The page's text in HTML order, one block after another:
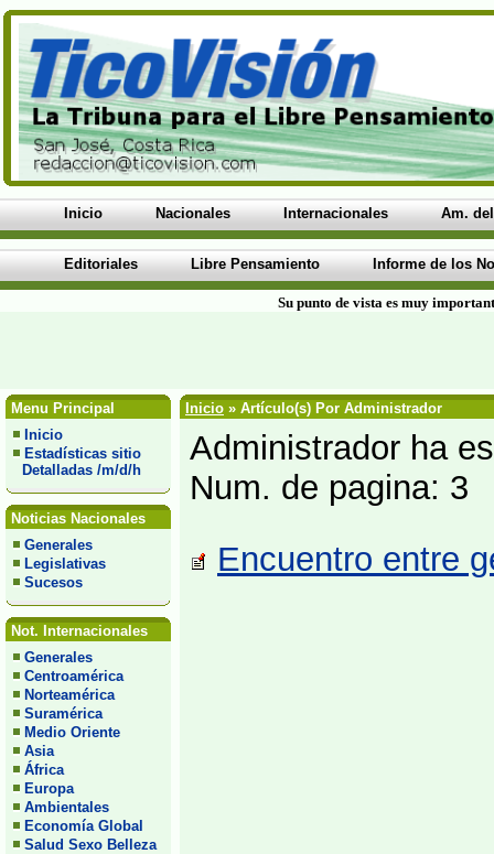
Inicio Nacionales Internacionales Am.
Editoriales Libre Pensamiento Informe de los
Su punto de vista es muy
Menu Principal
Inicio
Estadísticas sitio
Detalladas /m/d/h
Noticias Nacionales
Generales
Legislativas
Sucesos
Not. Internacionales
Generales
Centroamérica
Norteamérica
Suramérica
Medio Oriente
Asia
África
Europa
Ambientales
Economía Global
Salud Sexo Belleza
Inicio » Artículo(s) Por Administrador
Administrador ha
Num. de pagina: 3
Encuentro entre